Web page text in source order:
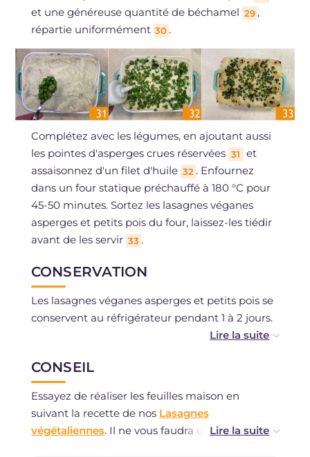
et une généreuse quantité de béchamel 29 ,
répartie uniformément 30 .
Complétez avec les légumes, en ajoutant aussi
les pointes d'asperges crues réservées 31
et
assaisonnez d'un filet d'huile 32 . Enfournez
dans un four statique préchauffé à 180 °C pour
45-50 minutes. Sortez les lasagnes véganes
asperges et petits pois du four, laissez-les tiédir
avant de les servir 33 .
CONSERVATION
Les lasagnes véganes asperges et petits pois se
conservent au réfrigérateur pendant 1 à 2 jours.
CONSEIL
Essayez de réaliser les feuilles maison en
suivant la recette de nos Lasagnes
végétaliennes. Il ne vous faudra que 4